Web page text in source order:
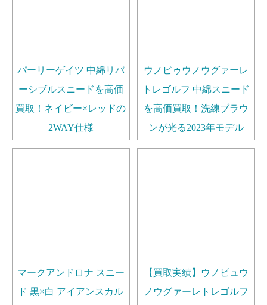
パーリーゲイツ 中綿リバ
ーシブルスニードを高価
買取！ネイビー×レッドの
2WAY仕様
ウノピゥウノウグァーレ
トレゴルフ 中綿スニード
を高価買取！洗練ブラウ
ンが光る2023年モデル
マークアンドロナ スニー
ド 黒×白 アイアンスカル
【買取実績】ウノピュウ
ノウグァーレトレゴルフ